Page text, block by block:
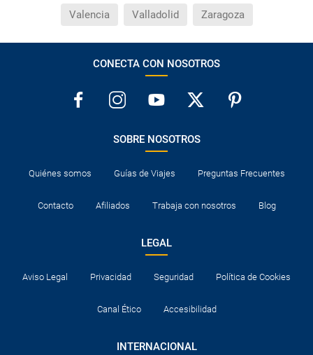
Valencia Valladolid Zaragoza
CONECTA CON NOSOTROS
SOBRE NOSOTROS
Quiénes somos Guías de Viajes Preguntas Frecuentes
Contacto Afiliados Trabaja con nosotros Blog
LEGAL
Aviso Legal Privacidad Seguridad Política de Cookies
Canal Ético Accesibilidad
INTERNACIONAL